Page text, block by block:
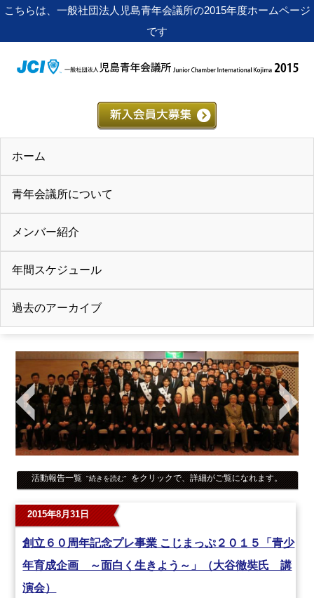
こちらは、一般社団法人児島青年会議所の2015年度ホームページ
です
ホーム
青年会議所について
メンバー紹介
年間スケジュール
過去のアーカイブ
活動報告一覧 "続きを読む" をクリックで、詳細がご覧になれます。
2015年8月31日
創立６０周年記念プレ事業 こじまっぷ２０１５「青少
年育成企画 ～面白く生きよう～」（大谷徹奘氏 講
演会）